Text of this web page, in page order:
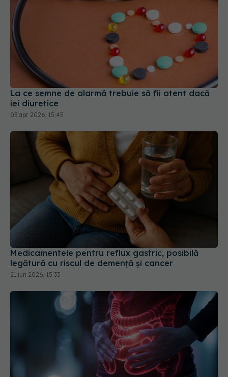
La ce semne de alarmă trebuie să fii atent dacă
iei diuretice
03 apr 2026, 15:45
Medicamentele pentru reflux gastric, posibilă
legătură cu riscul de demență și cancer
21 iun 2026, 15:33